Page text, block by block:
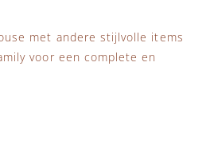
met andere stijlvolle items
voor een complete en